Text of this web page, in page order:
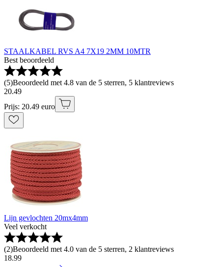
STAALKABEL RVS A4 7X19 2MM 10MTR
Best beoordeeld
(5)Beoordeeld met 4.8 van de 5 sterren, 5 klantreviews
20.49
Prijs: 20.49 euro
Lijn gevlochten 20mx4mm
Veel verkocht
(2)Beoordeeld met 4.0 van de 5 sterren, 2 klantreviews
18.99